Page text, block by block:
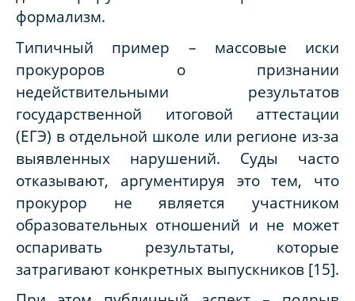
формализм.
Типичный пример – массовые иски
прокуроров о признании
недействительными результатов
государственной итоговой аттестации
(ЕГЭ) в отдельной школе или регионе из-за
выявленных нарушений. Суды часто
отказывают, аргументируя это тем, что
прокурор не является участником
образовательных отношений и не может
оспаривать результаты, которые
затрагивают конкретных выпускников [15].